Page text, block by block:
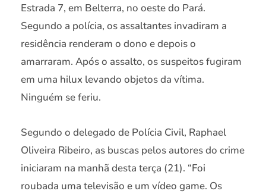
Estrada 7, em Belterra, no oeste do Pará.
Segundo a polícia, os assaltantes invadiram a
residência renderam o dono e depois o
amarraram. Após o assalto, os suspeitos fugiram
em uma hilux levando objetos da vítima.
Ninguém se feriu.
Segundo o delegado de Polícia Civil, Raphael
Oliveira Ribeiro, as buscas pelos autores do crime
iniciaram na manhã desta terça (21). “Foi
roubada uma televisão e um vídeo game. Os